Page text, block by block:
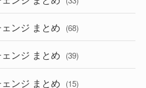
ンジ まとめ (68)
ンジ まとめ (39)
ンジ まとめ (15)